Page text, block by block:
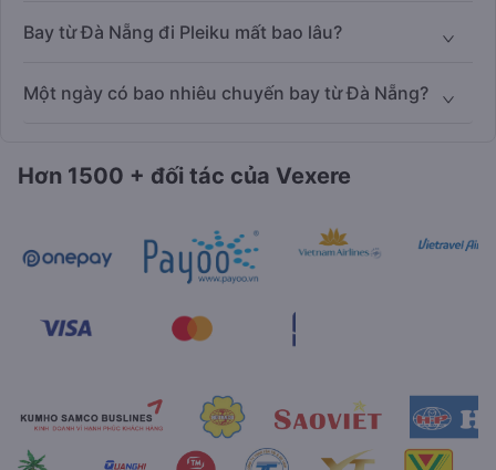
Bay từ Đà Nẵng đi Pleiku mất bao lâu?
Một ngày có bao nhiêu chuyến bay từ Đà Nẵng?
Hơn 1500 + đối tác của Vexere